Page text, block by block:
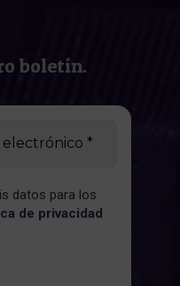
boletín.
datos para los
de privacidad